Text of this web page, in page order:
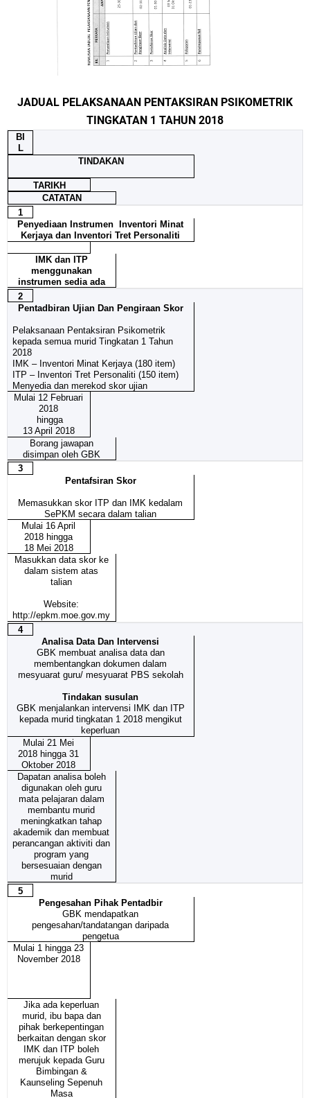
JADUAL PELAKSANAAN PENTAKSIRAN PSIKOMETRIK
TINGKATAN 1 TAHUN 2018
BI
L
TINDAKAN
TARIKH
CATATAN
1
Penyediaan Instrumen Inventori Minat
Kerjaya dan Inventori Tret Personaliti
IMK dan ITP
menggunakan
instrumen sedia ada
2
Pentadbiran Ujian Dan Pengiraan Skor
Pelaksanaan Pentaksiran Psikometrik
kepada semua murid Tingkatan 1 Tahun
2018
IMK – Inventori Minat Kerjaya (180 item)
ITP – Inventori Tret Personaliti (150 item)
Menyedia dan merekod skor ujian
Mulai 12 Februari
2018
hingga
13 April 2018
Borang jawapan
disimpan oleh GBK
3
Pentafsiran Skor
Memasukkan skor ITP dan IMK kedalam
SePKM secara dalam talian
Mulai 16 April
2018 hingga
18 Mei 2018
Masukkan data skor ke
dalam sistem atas
talian
Website:
http://epkm.moe.gov.my
4
Analisa Data Dan Intervensi
GBK membuat analisa data dan
membentangkan dokumen dalam
mesyuarat guru/ mesyuarat PBS sekolah
Tindakan susulan
GBK menjalankan intervensi IMK dan ITP
kepada murid tingkatan 1 2018 mengikut
keperluan
Mulai 21 Mei
2018 hingga 31
Oktober 2018
Dapatan analisa boleh
digunakan oleh guru
mata pelajaran dalam
membantu murid
meningkatkan tahap
akademik dan membuat
perancangan aktiviti dan
program yang
bersesuaian dengan
murid
5
Pengesahan Pihak Pentadbir
GBK mendapatkan
pengesahan/tandatangan daripada
pengetua
Mulai 1 hingga 23
November 2018
Jika ada keperluan
murid, ibu bapa dan
pihak berkepentingan
berkaitan dengan skor
IMK dan ITP boleh
merujuk kepada Guru
Bimbingan &
Kaunseling Sepenuh
Masa